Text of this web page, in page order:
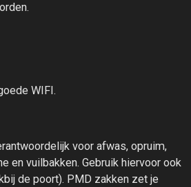
WIFI.
voor afwas, opruim,
en vuilbakken. Gebruik hiervoor ook
de poort). PMD zakken zet je